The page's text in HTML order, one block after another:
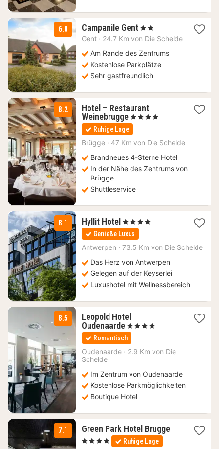
6.8 Campanile Gent 1
Nacht
85
€
, 2 Sterne
Gent · 24.7 Km von Die Schelde
Am Rande des Zentrums
Kostenlose Parkplätze
Sehr gastfreundlich
8.2
Hotel – Restaurant
Weinebrugge 2
Nächte
ab
105
, 4 Sterne
Ruhige Lage
Brügge · 47 Km von Die Schelde
Brandneues 4-Sterne Hotel
In der Nähe des Zentrums von
Brügge
Shuttleservice
8.1 Hyllit Hotel 2
Nächte
ab
104,50
, 4 Sterne
Genieße Luxus
Antwerpen · 73.5 Km von Die Schelde
Das Herz von Antwerpen
Gelegen auf der Keyserlei
Luxushotel mit Wellnessbereich
8.5
Leopold Hotel
Oudenaarde 1
Nacht
ab
114
, 4 Sterne
Romantisch
Oudenaarde · 2.9 Km von Die
Schelde
Im Zentrum von Oudenaarde
Kostenlose Parkmöglichkeiten
Boutique Hotel
7.1 Green Park Hotel Brugge1
, 4 Sterne Ruhige Lage